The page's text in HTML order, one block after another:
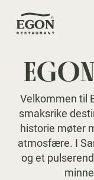
Velkommen til
smaksrike
historie møter
atmosfære. I
og et